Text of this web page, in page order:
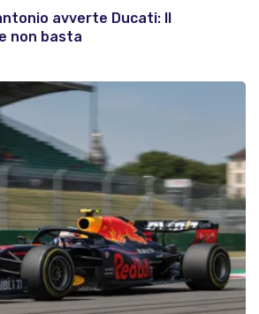
avverte Ducati: Il
non basta